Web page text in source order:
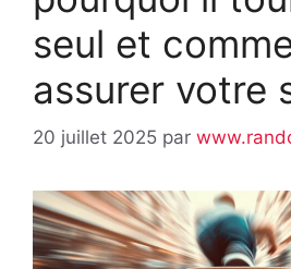
seul et
assurer votre
20 juillet 2025 par